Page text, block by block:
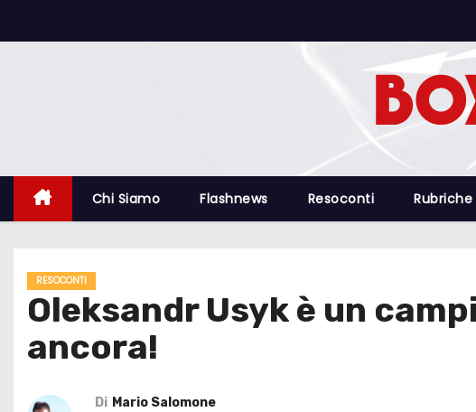
a
Chi Siamo Flashnews Resoconti Rubriche
RESOCONTI
Oleksandr Usyk è un
ancora!
Di Mario Salomone